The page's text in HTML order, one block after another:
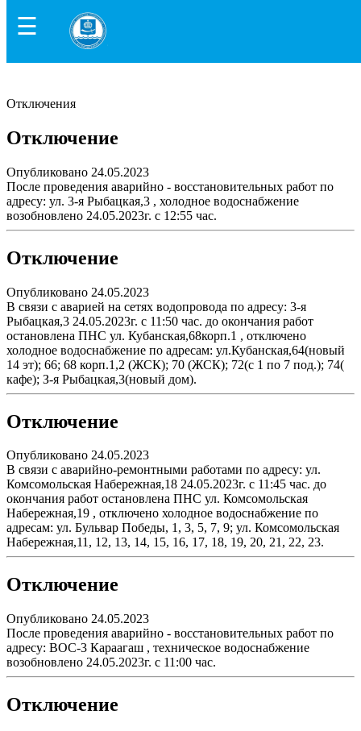
☰
Отключения
Отключение
Опубликовано 24.05.2023
После проведения аварийно - восстановительных работ по
адресу: ул. 3-я Рыбацкая,3 , холодное водоснабжение
возобновлено 24.05.2023г. с 12:55 час.
Отключение
Опубликовано 24.05.2023
В связи с аварией на сетях водопровода по адресу: 3-я
Рыбацкая,3 24.05.2023г. с 11:50 час. до окончания работ
остановлена ПНС ул. Кубанская,68корп.1 , отключено
холодное водоснабжение по адресам: ул.Кубанская,64(новый
14 эт); 66; 68 корп.1,2 (ЖСК); 70 (ЖСК); 72(с 1 по 7 под.); 74(
кафе); З-я Рыбацкая,3(новый дом).
Отключение
Опубликовано 24.05.2023
В связи с аварийно-ремонтными работами по адресу: ул.
Комсомольская Набережная,18 24.05.2023г. с 11:45 час. до
окончания работ остановлена ПНС ул. Комсомольская
Набережная,19 , отключено холодное водоснабжение по
адресам: ул. Бульвар Победы, 1, 3, 5, 7, 9; ул. Комсомольская
Набережная,11, 12, 13, 14, 15, 16, 17, 18, 19, 20, 21, 22, 23.
Отключение
Опубликовано 24.05.2023
После проведения аварийно - восстановительных работ по
адресу: ВОС-3 Караагаш , техническое водоснабжение
возобновлено 24.05.2023г. с 11:00 час.
Отключение